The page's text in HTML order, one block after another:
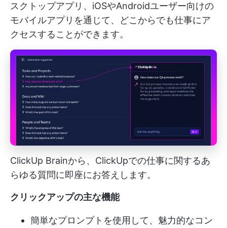
スクトップアプリ、iOSやAndroidユーザー向けの
モバイルアプリを通じて、どこからでも仕事にア
クセスすることができます。
ClickUp Brainから、ClickUpでの仕事に関するあ
らゆる質問に即座にお答えします。
クリックアップの主な機能
簡単なプロンプトを使用して、魅力的なコン